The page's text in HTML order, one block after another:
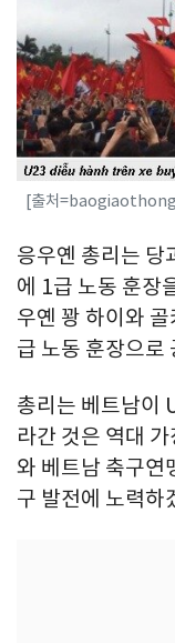
[출처
응우옌 총리는 당
에 1급 노동 훈장
우옌 꽝 하이와
급 노동 훈장으로
총리는 베트남이
라간 것은 역대
와 베트남 축구연
구 발전에 노력하